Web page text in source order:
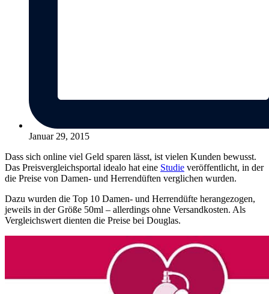
Januar 29, 2015
Dass sich online viel Geld sparen lässt, ist vielen Kunden bewusst.
Das Preisvergleichsportal idealo hat eine Studie veröffentlicht, in der
die Preise von Damen- und Herrendüften verglichen wurden.
Dazu wurden die Top 10 Damen- und Herrendüfte herangezogen,
jeweils in der Größe 50ml – allerdings ohne Versandkosten. Als
Vergleichswert dienten die Preise bei Douglas.